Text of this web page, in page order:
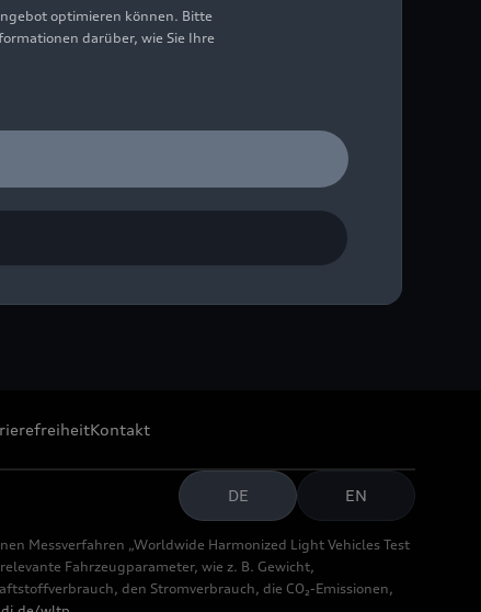
Kontakt
DE EN
Messverfahren „Worldwide Harmonized Light Vehicles Test
Fahrzeugparameter, wie z. B. Gewicht,
den Stromverbrauch, die CO₂-Emissionen,
optimieren können. Bitte
darüber, wie Sie Ihre